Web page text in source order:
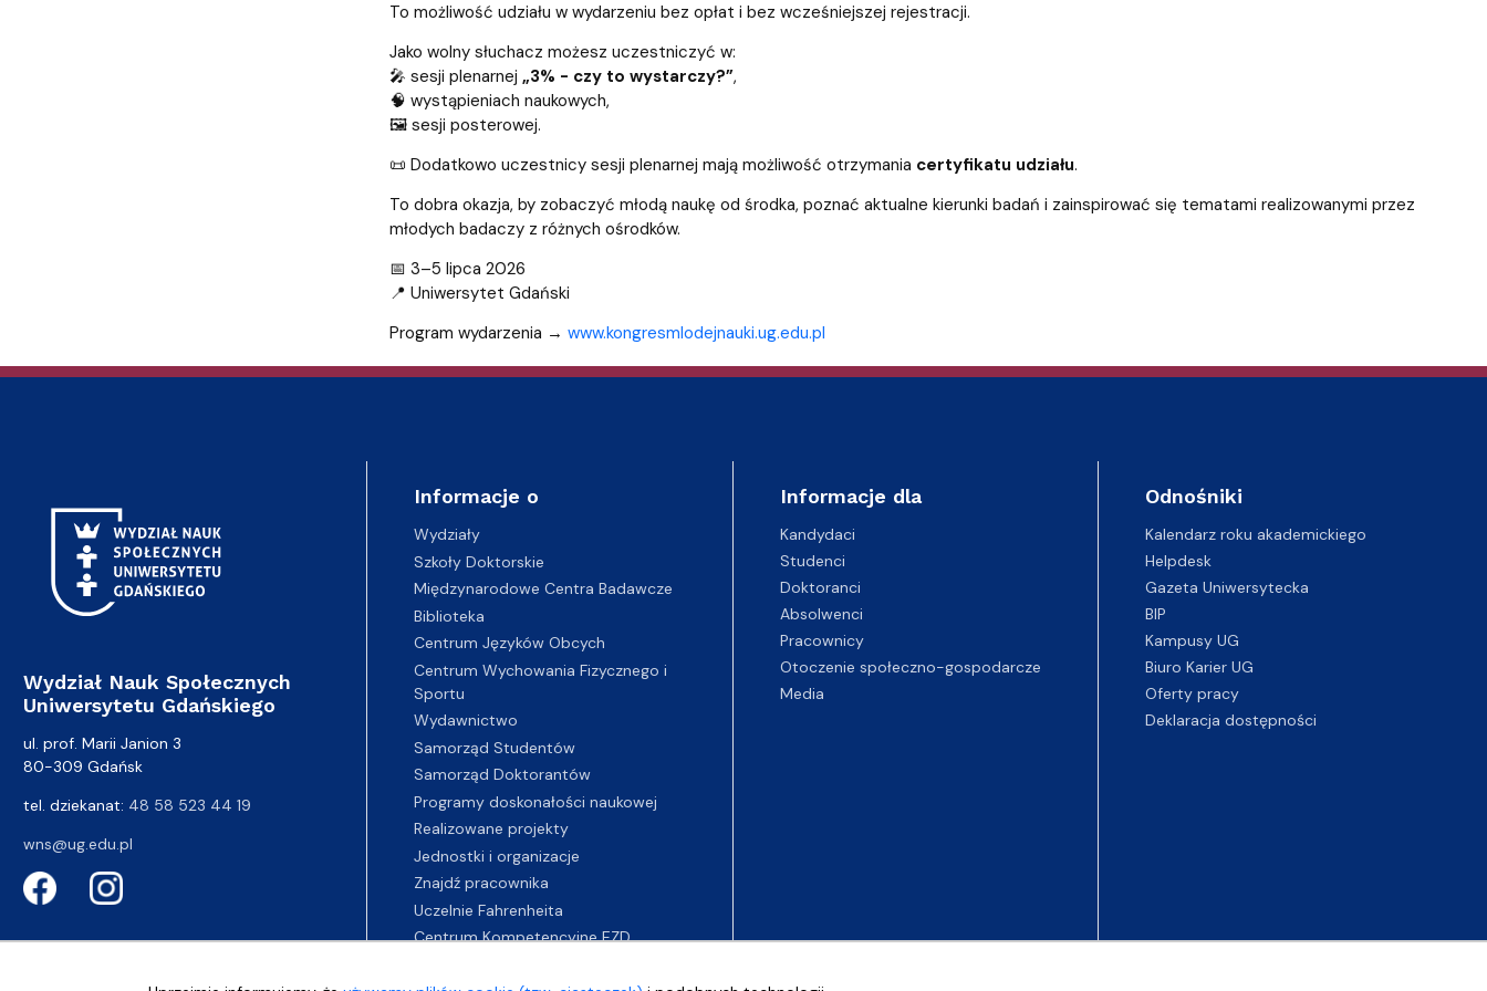
To możliwość udziału w wydarzeniu bez opłat i bez wcześniejszej rejestracji.
Jako wolny słuchacz możesz uczestniczyć w:
🎤 sesji plenarnej „3% - czy to wystarczy?”,
🧠 wystąpieniach naukowych,
🖼️ sesji posterowej.
📜 Dodatkowo uczestnicy sesji plenarnej mają możliwość otrzymania certyfikatu udziału.
To dobra okazja, by zobaczyć młodą naukę od środka, poznać aktualne kierunki badań i zainspirować się tematami realizowanymi przez
młodych badaczy z różnych ośrodków.
📅 3–5 lipca 2026
📍 Uniwersytet Gdański
Program wydarzenia → www.kongresmlodejnauki.ug.edu.pl
Wydział Nauk Społecznych
Uniwersytetu Gdańskiego
ul. prof. Marii Janion 3
80-309 Gdańsk
tel. dziekanat: 48 58 523 44 19
wns@ug.edu.pl
Informacje o
Wydziały
Szkoły Doktorskie
Międzynarodowe Centra Badawcze
Biblioteka
Centrum Języków Obcych
Centrum Wychowania Fizycznego i
Sportu
Wydawnictwo
Samorząd Studentów
Samorząd Doktorantów
Programy doskonałości naukowej
Realizowane projekty
Jednostki i organizacje
Znajdź pracownika
Uczelnie Fahrenheita
Centrum Kompetencyjne EZD
Informacje dla
Kandydaci
Studenci
Doktoranci
Absolwenci
Pracownicy
Otoczenie społeczno-gospodarcze
Media
Odnośniki
Kalendarz roku akademickiego
Helpdesk
Gazeta Uniwersytecka
BIP
Kampusy UG
Biuro Karier UG
Oferty pracy
Deklaracja dostępności